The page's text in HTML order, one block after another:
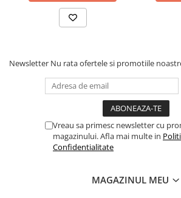
Newsletter Nu rata ofertele si promotiile
Vreau sa primesc newsletter cu
magazinului. Afla mai multe in
Confidentialitate
MAGAZINUL MEU